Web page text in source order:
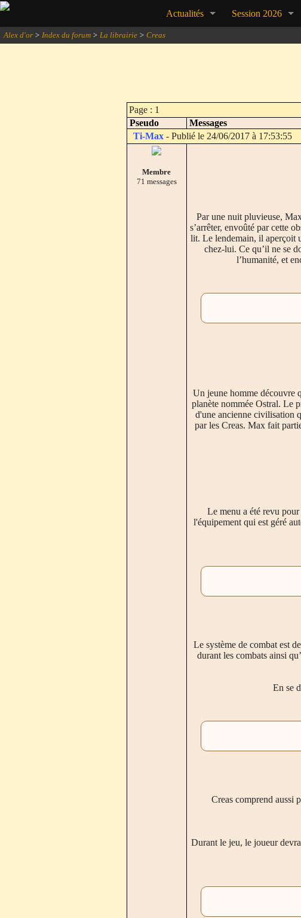
Actualités Session 2026
Alex d'or > Index du forum > La librairie > Creas
Page : 1
Pseudo
Messages
Ti-Max- Publié le 24/06/2017 à 17:53:55
Membre
71 messages
Par une nuit pluvieuse,
s’arrêter, envoûté par cette
lit. Le lendemain, il aperçoit
chez-lui. Ce qu’il ne se
l’humanité, et
Un jeune homme découvre
planète nommée Ostral. Le
d'une ancienne civilisation
par les Creas. Max fait
Le menu a été revu
l'équipement qui est géré
Le système de combat est
durant les combats ainsi
En se
Creas comprend aussi
Durant le jeu, le joueur